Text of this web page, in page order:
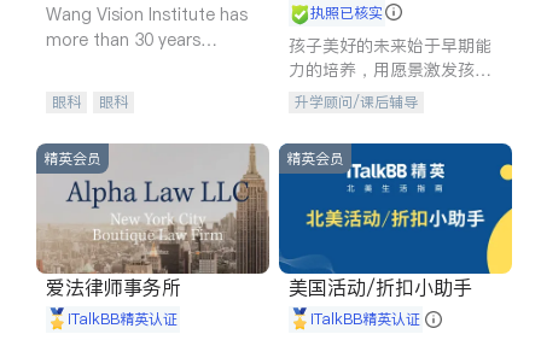
Wang Vision Institute has
more than 30 years
眼科 眼科
执照已核实
孩子美好的未来始于早期能
力的培养，用愿景激发孩子
的学习潜力和动力。理念：
拥有成长型心态是成功的基
石。
升学顾问/课后辅导
精英会员
爱法律师事务所
iTalkBB精英认证
精英会员
美国活动/折扣小助手
iTalkBB精英认证